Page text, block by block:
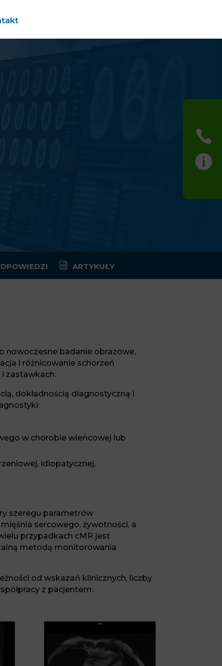
i ARTYKUŁY


nowoczesne badanie obrazowe,
i różnicowanie schorzeń
zastawkach.
dokładnością diagnostyczną i
w chorobie wieńcowej lub
idiopatycznej,
szeregu parametrów
sercowego, żywotności, a
przypadkach cMR jest
metodą monitorowania
od wskazań klinicznych, liczby
z pacjentem.